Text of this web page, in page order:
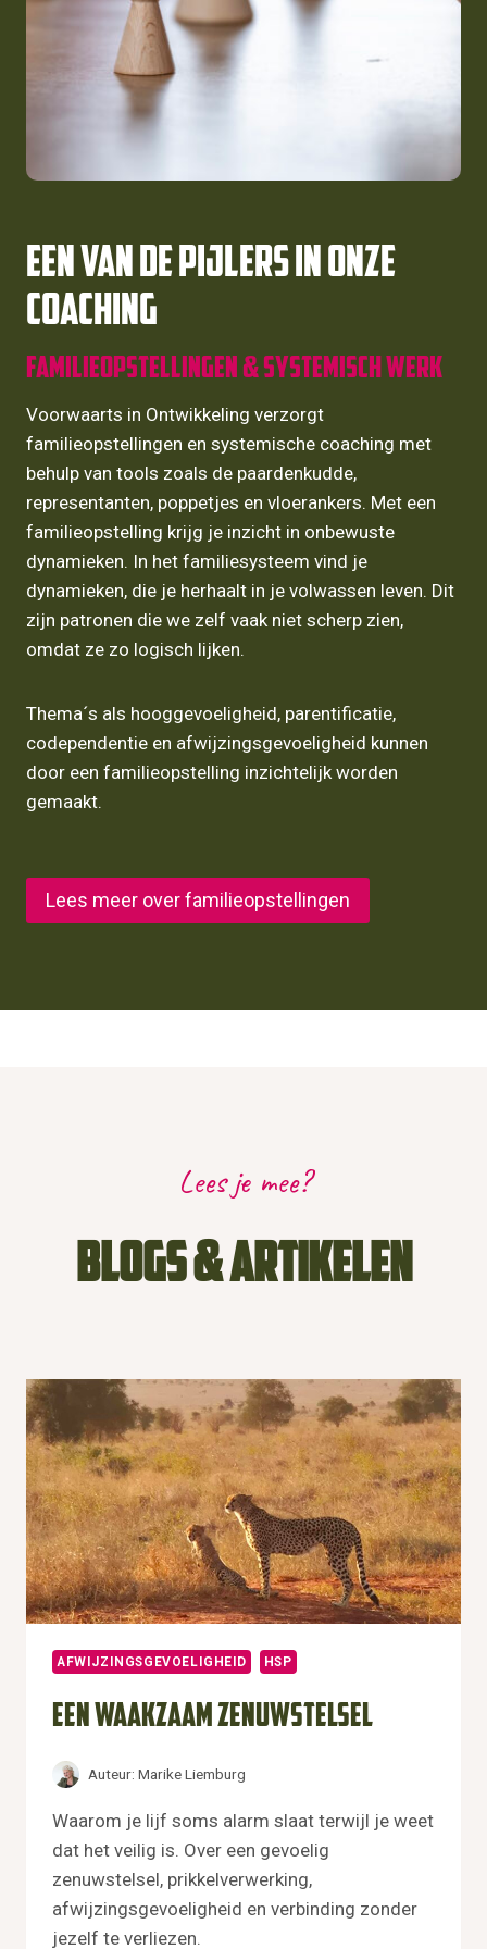
Een van de pijlers in onze
coaching
Familieopstellingen & Systemisch werk
Voorwaarts in Ontwikkeling verzorgt
familieopstellingen en systemische coaching met
behulp van tools zoals de paardenkudde,
representanten, poppetjes en vloerankers. Met een
familieopstelling krijg je inzicht in onbewuste
dynamieken. In het familiesysteem vind je
dynamieken, die je herhaalt in je volwassen leven. Dit
zijn patronen die we zelf vaak niet scherp zien,
omdat ze zo logisch lijken.
Thema´s als hooggevoeligheid, parentificatie,
codependentie en afwijzingsgevoeligheid kunnen
door een familieopstelling inzichtelijk worden
gemaakt.
Lees meer over familieopstellingen
Lees je mee?
Blogs & Artikelen
AFWIJZINGSGEVOELIGHEID HSP
Een waakzaam zenuwstelsel
Auteur: Marike Liemburg
Waarom je lijf soms alarm slaat terwijl je weet
dat het veilig is. Over een gevoelig
zenuwstelsel, prikkelverwerking,
afwijzingsgevoeligheid en verbinding zonder
jezelf te verliezen.